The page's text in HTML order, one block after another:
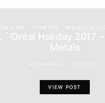
NYHETER PRESSUTSKICK
´ Oréal Holiday 2017
Metals
VIEW POST